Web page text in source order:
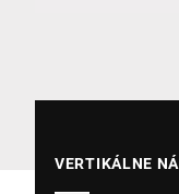
VERTIKÁLNE